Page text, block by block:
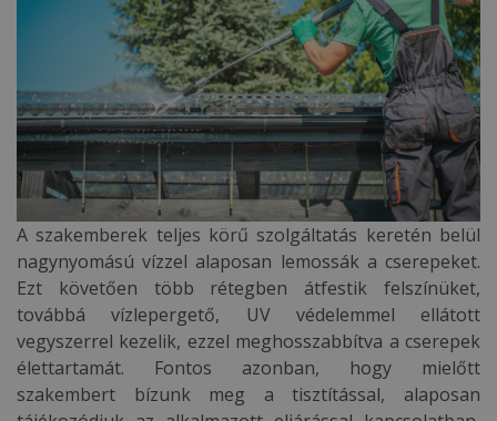
A szakemberek teljes körű szolgáltatás keretén belül
nagynyomású vízzel alaposan lemossák a cserepeket.
Ezt követően több rétegben átfestik felszínüket,
továbbá vízlepergető, UV védelemmel ellátott
vegyszerrel kezelik, ezzel meghosszabbítva a cserepek
élettartamát. Fontos azonban, hogy mielőtt
szakembert bízunk meg a tisztítással, alaposan